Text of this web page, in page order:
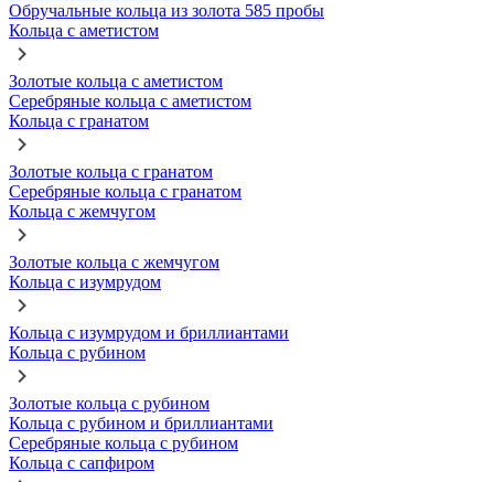
Обручальные кольца из золота 585 пробы
Кольца с аметистом
Золотые кольца с аметистом
Серебряные кольца с аметистом
Кольца с гранатом
Золотые кольца с гранатом
Серебряные кольца с гранатом
Кольца с жемчугом
Золотые кольца с жемчугом
Кольца с изумрудом
Кольца с изумрудом и бриллиантами
Кольца с рубином
Золотые кольца с рубином
Кольца с рубином и бриллиантами
Серебряные кольца с рубином
Кольца с сапфиром